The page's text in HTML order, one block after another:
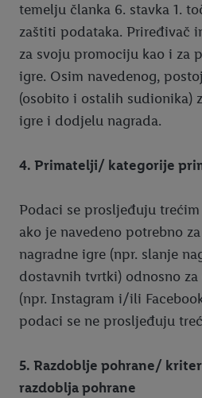
temelju članka 6. stavka 1.
zaštiti podataka. Priređivač
za svoju promociju kao i za
igre. Osim navedenog,
(osobito i ostalih sudionika)
igre i dodjelu nagrada.
4. Primatelji/ kategorije
Podaci se prosljeđuju
ako je navedeno potrebno
nagradne igre (npr. slanje
dostavnih tvrtki) odnosno
(npr. Instagram i/ili
podaci se ne prosljeđuju
5. Razdoblje pohrane/
razdoblja pohrane